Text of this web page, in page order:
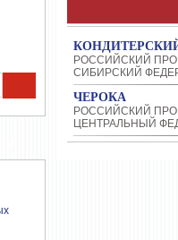
РОССИЙСКИЙ
СИБИРСКИЙ
ЧЕРОКА
РОССИЙСКИЙ
ЦЕНТРАЛЬНЫЙ